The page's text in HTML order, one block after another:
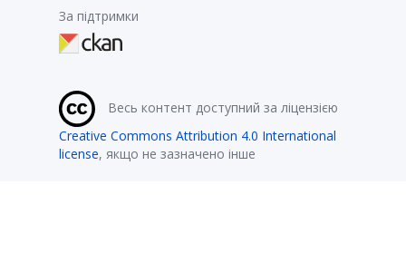
За підтримки
Весь контент доступний за ліцензією
Creative Commons Attribution 4.0 International
license, якщо не зазначено інше